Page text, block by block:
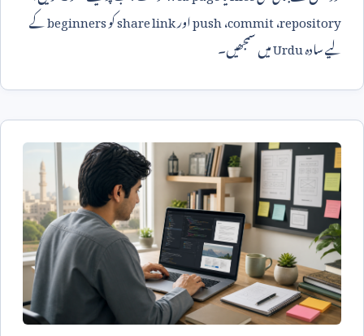
repository،commit،pushاورshare linkکوbeginnersکے
لیے سادہUrduمیں سمجھیں۔